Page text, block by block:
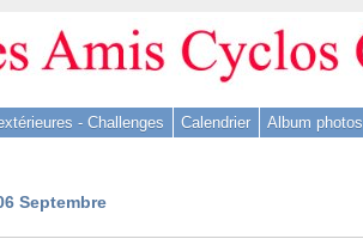
- Challenges Calendrier Album photos
Septembre